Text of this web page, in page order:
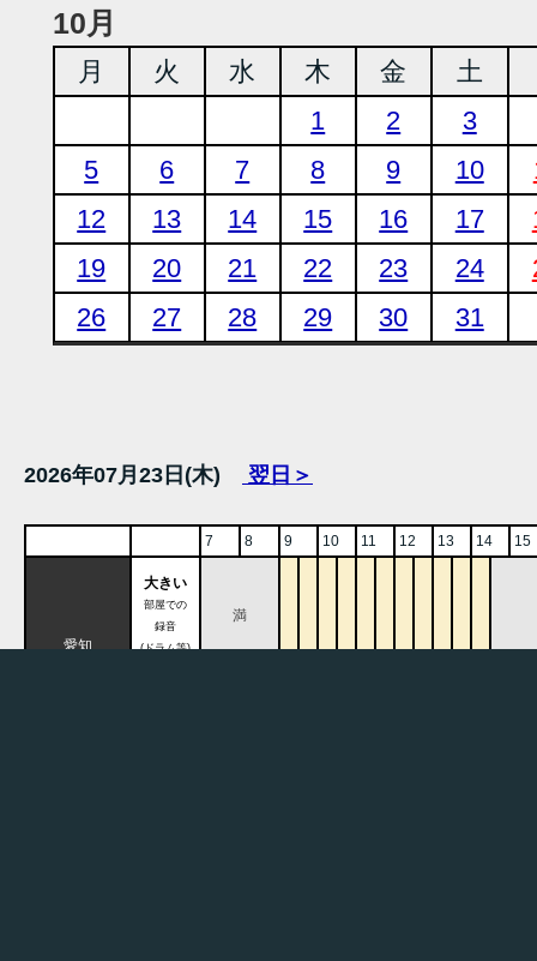
10月
月 火 水 木 金 土
1
2
3
5
6 7 8 9 10
12
13 14 15 16 17
19
20 21 22 23 24
26
27 28 29 30 31
2026年07月23日(木) 翌日＞
7 8 9 10 11 12 13 14 15
愛知
大きい
部屋での
録音
(ドラム等)
満